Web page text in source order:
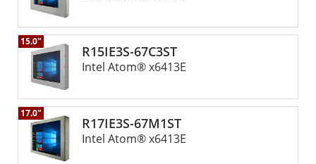
R15IE3S-67C3ST
15.0"
Intel Atom® x6413E
R17IE3S-67M1ST
17.0"
Intel Atom® x6413E